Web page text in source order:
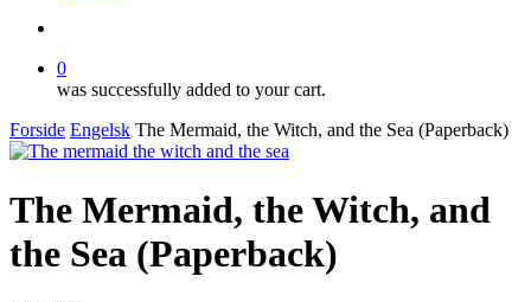
0
was successfully added to your cart.
Forside Engelsk The Mermaid, the Witch, and the Sea (Paperback)
The Mermaid, the Witch, and
the Sea (Paperback)